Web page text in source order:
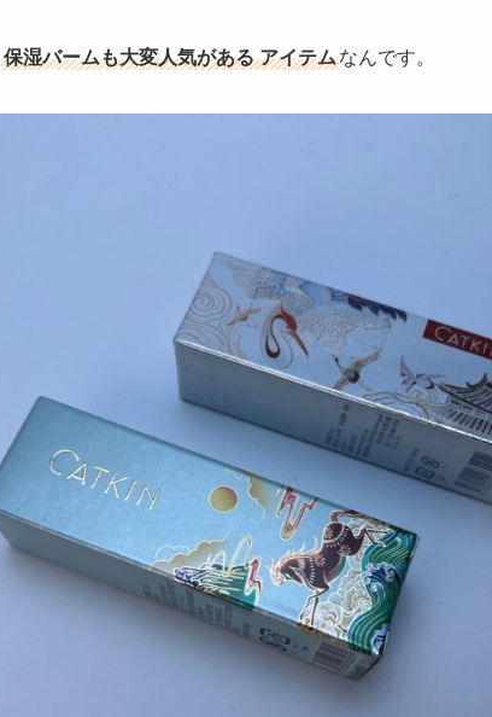
保湿バームも大変人気がある アイテムなんです。